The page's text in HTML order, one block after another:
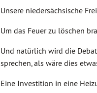
Unsere niedersächsische
Um das Feuer zu löschen
Und natürlich wird die
sprechen, als wäre dies
Eine Investition in eine